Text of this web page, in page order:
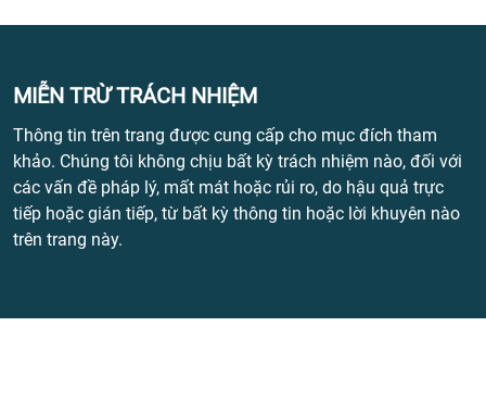
MIỄN TRỪ TRÁCH NHIỆM
Thông tin trên trang được cung cấp cho mục đích tham
khảo. Chúng tôi không chịu bất kỳ trách nhiệm nào, đối với
các vấn đề pháp lý, mất mát hoặc rủi ro, do hậu quả trực
tiếp hoặc gián tiếp, từ bất kỳ thông tin hoặc lời khuyên nào
trên trang này.